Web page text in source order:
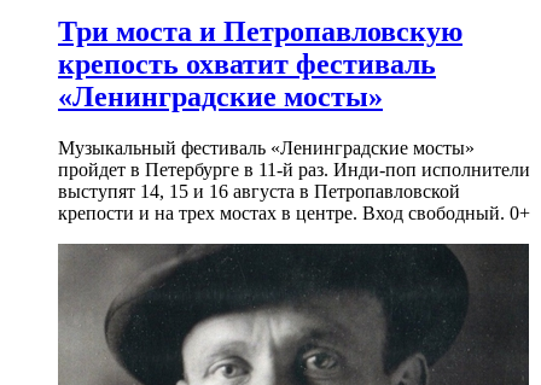
Три моста и Петропавловскую
крепость охватит фестиваль
«Ленинградские мосты»
Музыкальный фестиваль «Ленинградские мосты»
пройдет в Петербурге в 11-й раз. Инди-поп исполнители
выступят 14, 15 и 16 августа в Петропавловской
крепости и на трех мостах в центре. Вход свободный. 0+